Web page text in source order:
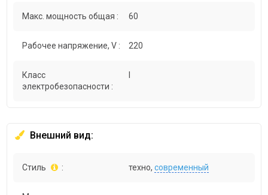
Макс. мощность общая : 60
Рабочее напряжение, V : 220
Класс
электробезопасности :
Внешний вид:
Стиль : техно,современный